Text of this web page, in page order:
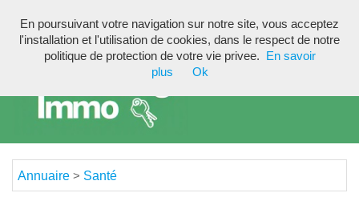
Annuaire > Santé
En poursuivant votre navigation sur notre site, vous acceptez
l'installation et l'utilisation de cookies, dans le respect de notre
politique de protection de votre vie privee.
En savoir
plus
Ok